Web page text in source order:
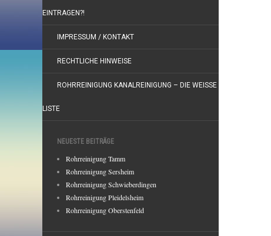
INTRAGEN?!
IMPRESSUM / KONTAKT
RECHTLICHE HINWEISE
ROHRREINIGUNG KANALREINIGUNG – DIE WEISSE
LISTE
NEUESTE BEITRÄGE
Rohrreinigung Tamm
Rohrreinigung Sersheim
Rohrreinigung Schwieberdingen
Rohrreinigung Pleidelsheim
Rohrreinigung Oberstenfeld